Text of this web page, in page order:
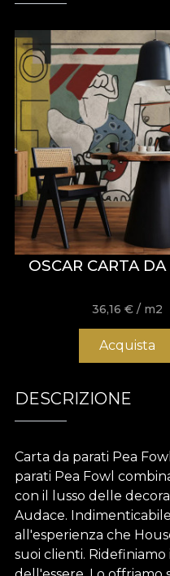
OSCAR CARTA DA
36,16 € / m2
Acquista
DESCRIZIONE
Carta da parati Pea
parati Pea Fowl
con il lusso delle
Audace.
all'esperienza che
suoi clienti.